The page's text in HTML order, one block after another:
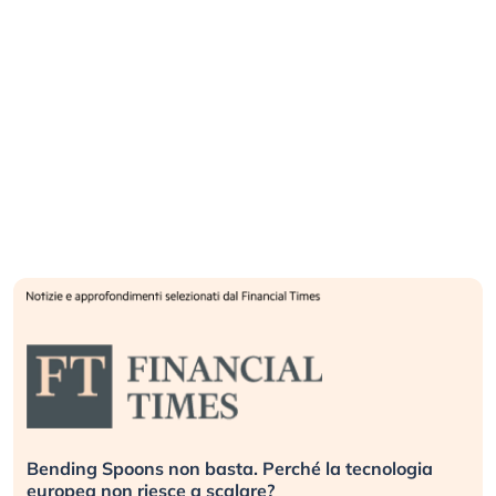
Bending Spoons non basta. Perché la tecnologia
europea non riesce a scalare?